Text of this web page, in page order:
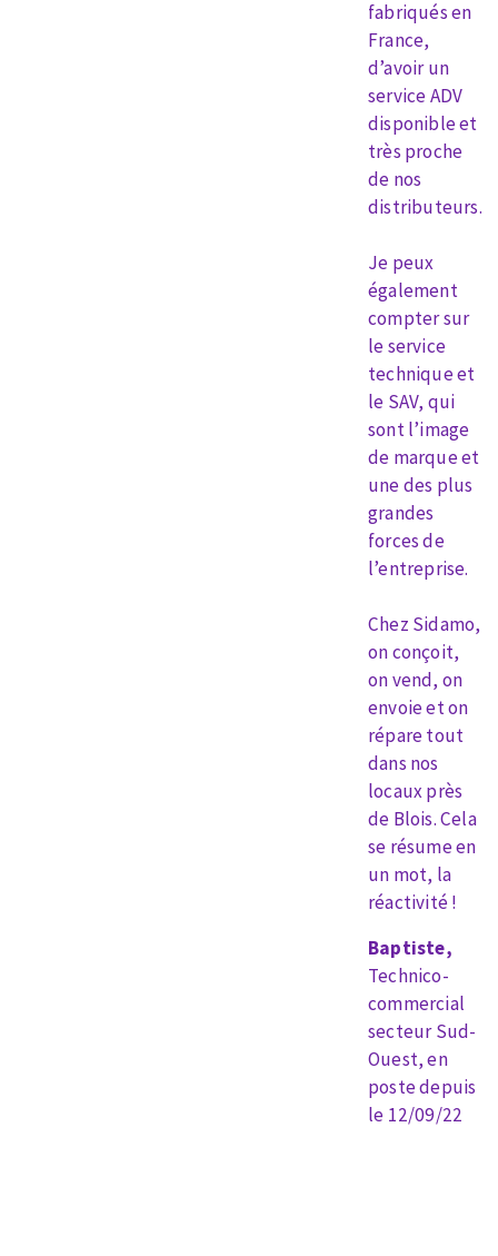
MACHINES POUR LE TRAVAIL DU MÉTAL
fabriqués en
France,
d’avoir un
service ADV
disponible et
très proche
de nos
distributeurs.
Je peux
également
compter sur
le service
technique et
le SAV, qui
sont l’image
de marque et
une des plus
grandes
forces de
l’entreprise.
Chez Sidamo,
on conçoit,
on vend, on
envoie et on
répare tout
dans nos
locaux près
de Blois. Cela
se résume en
un mot, la
réactivité !
Baptiste,
Technico-
commercial
secteur Sud-
Ouest, en
poste depuis
le 12/09/22